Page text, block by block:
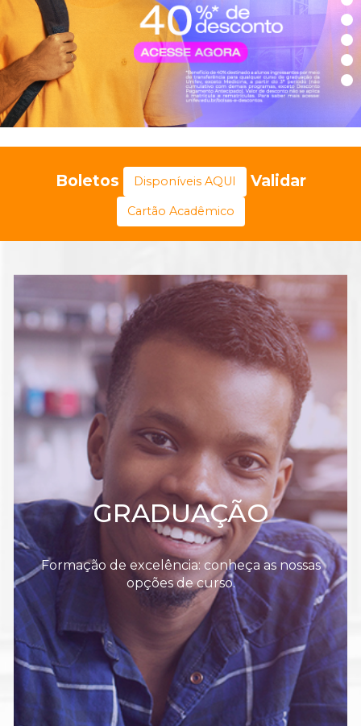
Boletos Disponíveis AQUI Validar
Cartão Acadêmico
GRADUAÇÃO
Formação de excelência: conheça as nossas
opções de curso.